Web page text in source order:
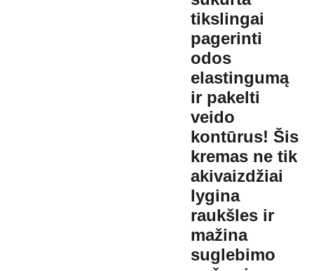
tikslingai
pagerinti
odos
elastingumą
ir pakelti
veido
kontūrus! Šis
kremas ne tik
akivaizdžiai
lygina
raukšles ir
mažina
suglebimo